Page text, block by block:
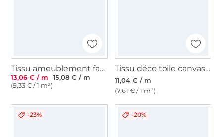
Tissu ameublement fauteuil canapé velours côtelé Fjord, vert pâle
13,06 € / m
15,08 € / m
(9,33 € / 1 m²)
Tissu déco toile canvas uni, rose fuchsia
11,04 € / m
(7,61 € / 1 m²)
-23% -20%